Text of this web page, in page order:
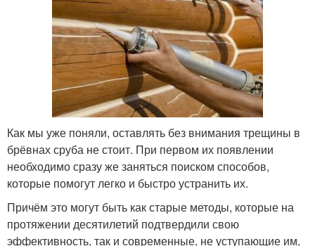
Как мы уже поняли, оставлять без внимания трещины в
брёвнах сруба не стоит. При первом их появлении
необходимо сразу же заняться поиском способов,
которые помогут легко и быстро устранить их.
Причём это могут быть как старые методы, которые на
протяжении десятилетий подтвердили свою
эффективность, так и современные, не уступающие им,